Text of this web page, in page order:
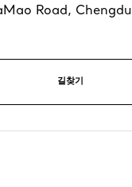
Road, Chengdu
길찾기